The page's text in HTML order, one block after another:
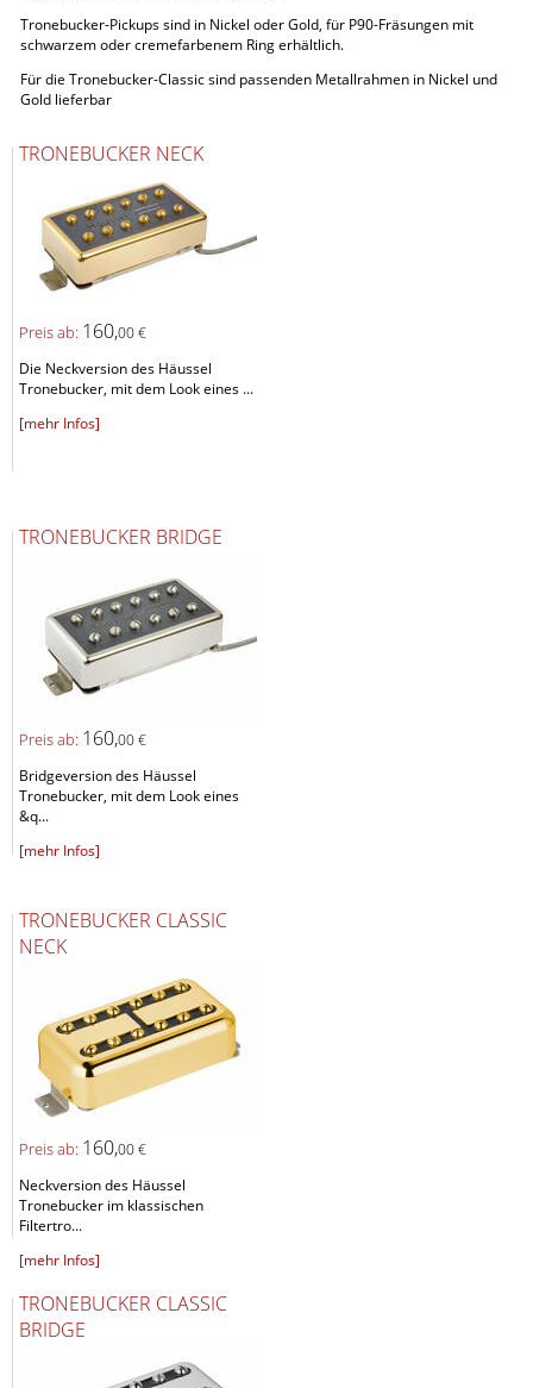
Tronebucker-Pickups sind in Nickel oder Gold, für P90-Fräsungen mit
schwarzem oder cremefarbenem Ring erhältlich.
Für die Tronebucker-Classic sind passenden Metallrahmen in Nickel und
Gold lieferbar
TRONEBUCKER NECK
Preis ab: 160,00 €
Die Neckversion des Häussel
Tronebucker, mit dem Look eines ...
[mehr Infos]
TRONEBUCKER BRIDGE
Preis ab: 160,00 €
Bridgeversion des Häussel
Tronebucker, mit dem Look eines
&q...
[mehr Infos]
TRONEBUCKER CLASSIC
NECK
Preis ab: 160,00 €
Neckversion des Häussel
Tronebucker im klassischen
Filtertro...
[mehr Infos]
TRONEBUCKER CLASSIC
BRIDGE